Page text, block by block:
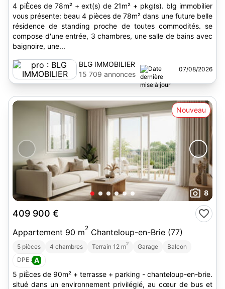
4 piÈces de 78m² + ext(s) de 21m² + pkg(s). blg immobilier
vous présente: beau 4 pièces de 78m² dans une future belle
résidence de standing proche de toutes commodités. se
compose d'une entrée, 3 chambres, une salle de bains avec
baignoire, une...
BLG IMMOBILIER
15 709 annonces
07/08/2026
Nouveau
8
409 900 €
Appartement 90 m2 Chanteloup-en-Brie (77)
5 pièces 4 chambres Terrain 12 m2 Garage
Balcon
DPE : A
5 piÈces de 90m² + terrasse + parking - chanteloup-en-brie.
situé dans un environnement privilégié, au cœur de bus et